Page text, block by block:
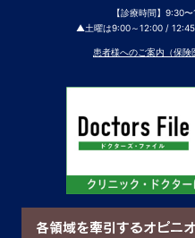
【診療時間】9:30
▲土曜は9:00～12:00 /
患者様へのご案内（保険